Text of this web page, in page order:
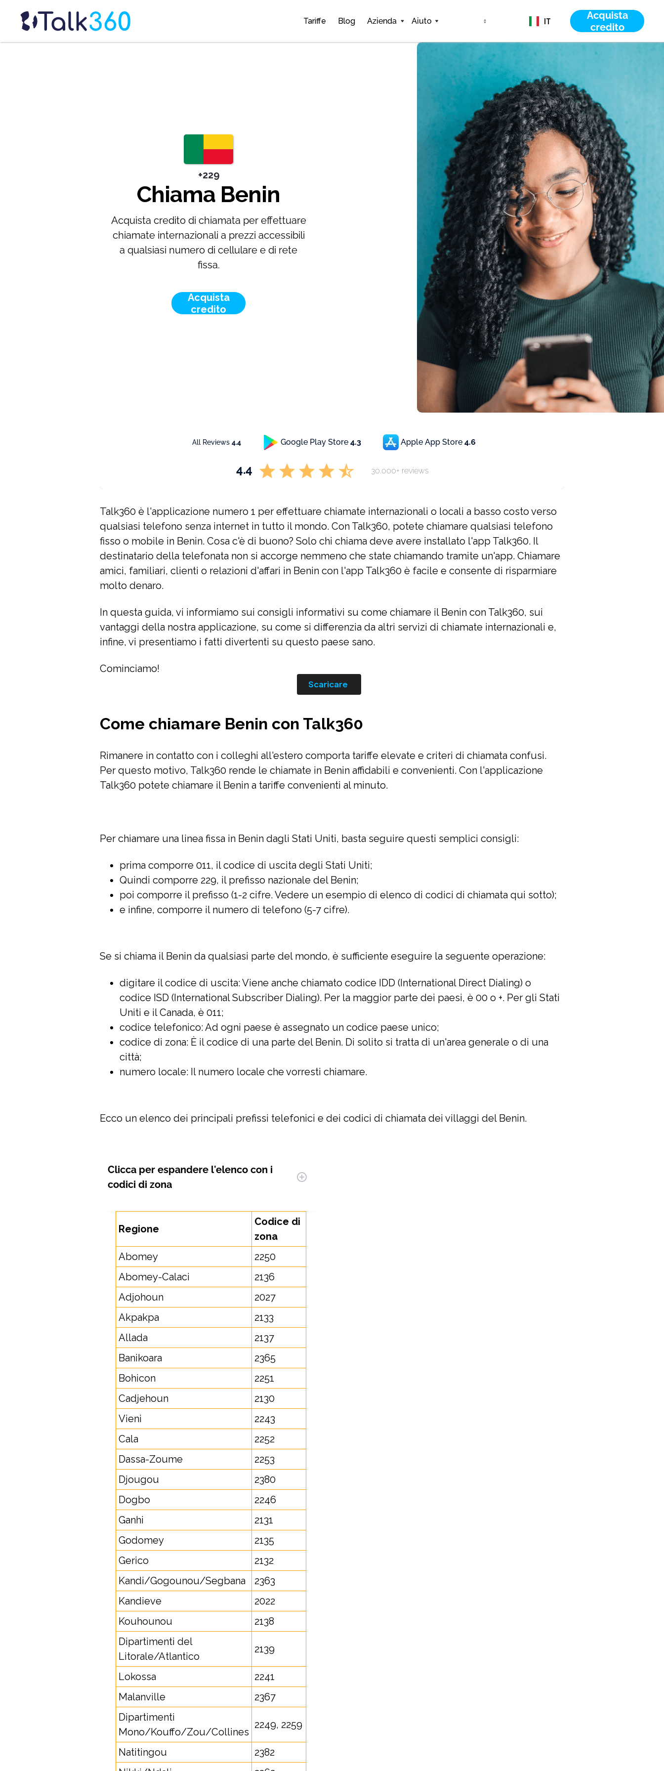
Tariffe Blog Azienda Aiuto IT
Acquista
credito
+229
Chiama Benin
Acquista credito di chiamata per effettuare
chiamate internazionali a prezzi accessibili
a qualsiasi numero di cellulare e di rete
fissa.
Acquista
credito
All Reviews 4.4 Google Play Store 4.3 Apple App Store 4.6
4.4 30.000+ reviews
Talk360 è l'applicazione numero 1 per effettuare chiamate internazionali o locali a basso costo verso
qualsiasi telefono senza internet in tutto il mondo. Con Talk360, potete chiamare qualsiasi telefono
fisso o mobile in Benin. Cosa c'è di buono? Solo chi chiama deve avere installato l'app Talk360. Il
destinatario della telefonata non si accorge nemmeno che state chiamando tramite un'app. Chiamare
amici, familiari, clienti o relazioni d'affari in Benin con l'app Talk360 è facile e consente di risparmiare
molto denaro.
In questa guida, vi informiamo sui consigli informativi su come chiamare il Benin con Talk360, sui
vantaggi della nostra applicazione, su come si differenzia da altri servizi di chiamate internazionali e,
infine, vi presentiamo i fatti divertenti su questo paese sano.
Cominciamo!
Scaricare
Come chiamare Benin con Talk360
Rimanere in contatto con i colleghi all'estero comporta tariffe elevate e criteri di chiamata confusi.
Per questo motivo, Talk360 rende le chiamate in Benin affidabili e convenienti. Con l'applicazione
Talk360 potete chiamare il Benin a tariffe convenienti al minuto.
Per chiamare una linea fissa in Benin dagli Stati Uniti, basta seguire questi semplici consigli:
prima comporre 011, il codice di uscita degli Stati Uniti;
Quindi comporre 229, il prefisso nazionale del Benin;
poi comporre il prefisso (1-2 cifre. Vedere un esempio di elenco di codici di chiamata qui sotto);
e infine, comporre il numero di telefono (5-7 cifre).
Se si chiama il Benin da qualsiasi parte del mondo, è sufficiente eseguire la seguente operazione:
digitare il codice di uscita: Viene anche chiamato codice IDD (International Direct Dialing) o
codice ISD (International Subscriber Dialing). Per la maggior parte dei paesi, è 00 o +. Per gli Stati
Uniti e il Canada, è 011;
codice telefonico: Ad ogni paese è assegnato un codice paese unico;
codice di zona: È il codice di una parte del Benin. Di solito si tratta di un'area generale o di una
città;
numero locale: Il numero locale che vorresti chiamare.
Ecco un elenco dei principali prefissi telefonici e dei codici di chiamata dei villaggi del Benin.
Clicca per espandere l'elenco con i
codici di zona
Regione
Codice di
zona
Abomey
2250
Abomey-Calaci
2136
Adjohoun
2027
Akpakpa
2133
Allada
2137
Banikoara
2365
Bohicon
2251
Cadjehoun
2130
Vieni
2243
Cala
2252
Dassa-Zoume
2253
Djougou
2380
Dogbo
2246
Ganhi
2131
Godomey
2135
Gerico
2132
Kandi/Gogounou/Segbana
2363
Kandieve
2022
Kouhounou
2138
Dipartimenti del
Litorale/Atlantico
2139
Lokossa
2241
Malanville
2367
Dipartimenti
Mono/Kouffo/Zou/Collines
2249, 2259
Natitingou
2382